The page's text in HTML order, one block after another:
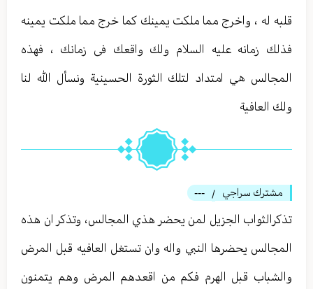
قلبه له ، واخرج مما ملكت يمينك كما خرج مما ملكت يمينه
فذلك زمانه عليه السلام ولك واقعك فى زمانك ، فهذه
المجالس هي امتداد لتلك الثورة الحسينية ونسأل الله لنا
ولك العافية
مشترك سراجي /
---
تذكرالثواب الجزيل لمن يحضر هذي المجالس، وتذكر ان هذه
المجالس يحضرها النبي واله وان تستغل العافيه قبل المرض
والشباب قبل الهرم فكم من اقعدهم المرض وهم يتمنون